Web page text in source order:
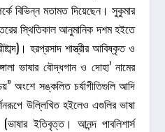
বিভিন্ন মতামত দিয়েছেন। সুকুমার
স্থিতিকাল আনুমানিক দশম হইতে
হরপ্রসাদ শাস্ত্রীর আবিষ্কৃত ও
ভাষার বৌদ্ধগান ও দোহা’ নামের
অংশে সঙ্কলিত চর্যাগীতিগুলি আদি
উল্লিখিত হইলেও এগুলির ভাষা
ইতিবৃত্ত। আনন্দ পাবলিশার্স